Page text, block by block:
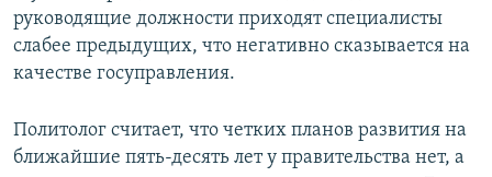
руководящие должности приходят специалисты
слабее предыдущих, что негативно сказывается на
качестве госуправления.
Политолог считает, что четких планов развития на
ближайшие пять-десять лет у правительства нет, а